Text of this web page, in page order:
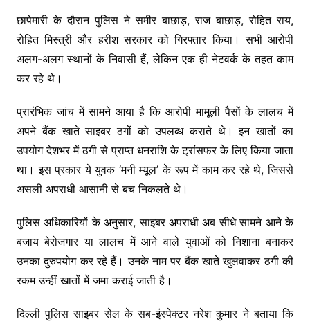
छापेमारी के दौरान पुलिस ने समीर बाछाड़, राज बाछाड़, रोहित राय,
रोहित मिस्त्री और हरीश सरकार को गिरफ्तार किया। सभी आरोपी
अलग-अलग स्थानों के निवासी हैं, लेकिन एक ही नेटवर्क के तहत काम
कर रहे थे।
प्रारंभिक जांच में सामने आया है कि आरोपी मामूली पैसों के लालच में
अपने बैंक खाते साइबर ठगों को उपलब्ध कराते थे। इन खातों का
उपयोग देशभर में ठगी से प्राप्त धनराशि के ट्रांसफर के लिए किया जाता
था। इस प्रकार ये युवक ‘मनी म्यूल’ के रूप में काम कर रहे थे, जिससे
असली अपराधी आसानी से बच निकलते थे।
पुलिस अधिकारियों के अनुसार, साइबर अपराधी अब सीधे सामने आने के
बजाय बेरोजगार या लालच में आने वाले युवाओं को निशाना बनाकर
उनका दुरुपयोग कर रहे हैं। उनके नाम पर बैंक खाते खुलवाकर ठगी की
रकम उन्हीं खातों में जमा कराई जाती है।
दिल्ली पुलिस साइबर सेल के सब-इंस्पेक्टर नरेश कुमार ने बताया कि